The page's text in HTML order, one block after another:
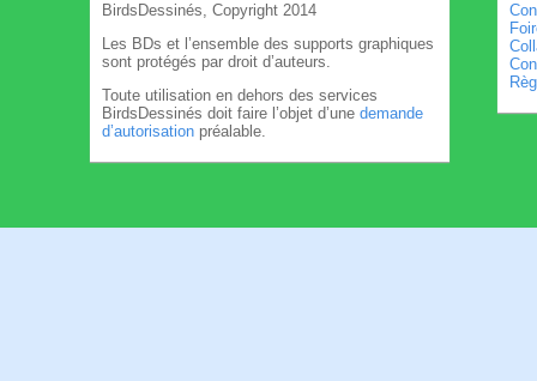
BirdsDessinés, Copyright 2014
Les BDs et l’ensemble des supports graphiques
sont protégés par droit d’auteurs.
Toute utilisation en dehors des services
BirdsDessinés doit faire l’objet d’une demande
d’autorisation préalable.